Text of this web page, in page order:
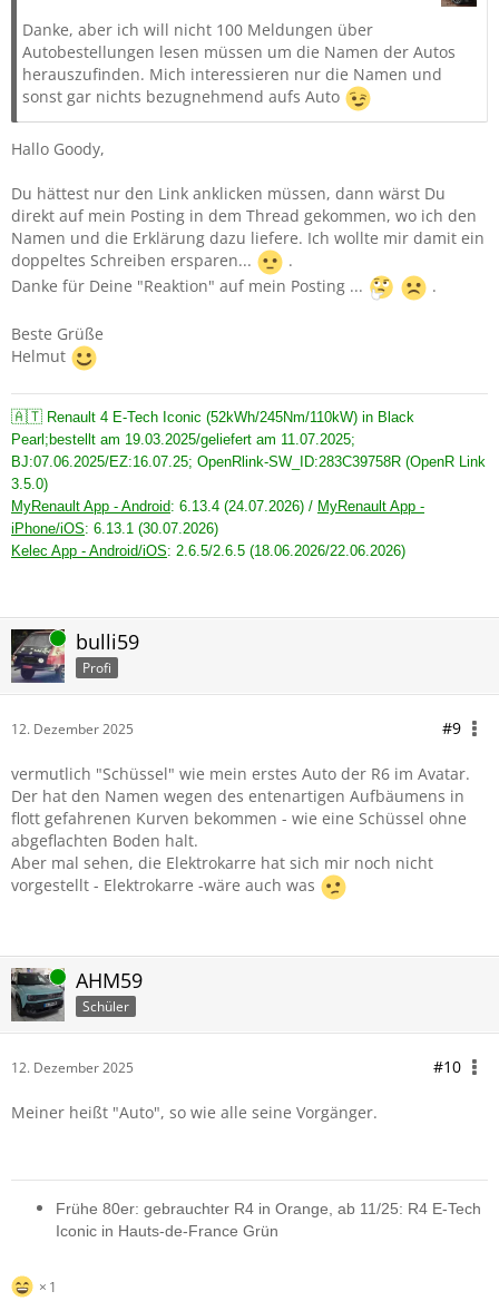
Danke, aber ich will nicht 100 Meldungen über
Autobestellungen lesen müssen um die Namen der Autos
herauszufinden. Mich interessieren nur die Namen und
sonst gar nichts bezugnehmend aufs Auto
Hallo Goody,
Du hättest nur den Link anklicken müssen, dann wärst Du
direkt auf mein Posting in dem Thread gekommen, wo ich den
Namen und die Erklärung dazu liefere. Ich wollte mir damit ein
doppeltes Schreiben ersparen...
.
Danke für Deine "Reaktion" auf mein Posting ...
.
Beste Grüße
Helmut
🇦🇹 Renault 4 E-Tech Iconic (52kWh/245Nm/110kW) in Black
Pearl;bestellt am 19.03.2025/geliefert am 11.07.2025;
BJ:07.06.2025/EZ:16.07.25; OpenRlink-SW_ID:283C39758R (OpenR Link
3.5.0)
MyRenault App - Android: 6.13.4 (24.07.2026) / MyRenault App -
iPhone/iOS: 6.13.1 (30.07.2026)
Kelec App - Android/iOS: 2.6.5/2.6.5 (18.06.2026/22.06.2026)
Online bulli59
Profi
12. Dezember 2025 #9
vermutlich "Schüssel" wie mein erstes Auto der R6 im Avatar.
Der hat den Namen wegen des entenartigen Aufbäumens in
flott gefahrenen Kurven bekommen - wie eine Schüssel ohne
abgeflachten Boden halt.
Aber mal sehen, die Elektrokarre hat sich mir noch nicht
vorgestellt - Elektrokarre -wäre auch was
Online AHM59
Schüler
12. Dezember 2025 #10
Meiner heißt "Auto", so wie alle seine Vorgänger.
Frühe 80er: gebrauchter R4 in Orange, ab 11/25: R4 E-Tech
Iconic in Hauts-de-France Grün
1